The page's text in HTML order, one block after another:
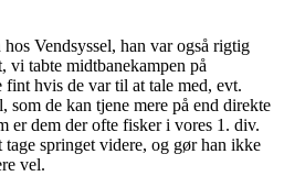
Vendsyssel, han var også rigtig
tabte midtbanekampen på
hvis de var til at tale med, evt.
som de kan tjene mere på end direkte
er dem der ofte fisker i vores 1. div.
springet videre, og gør han ikke
vel.